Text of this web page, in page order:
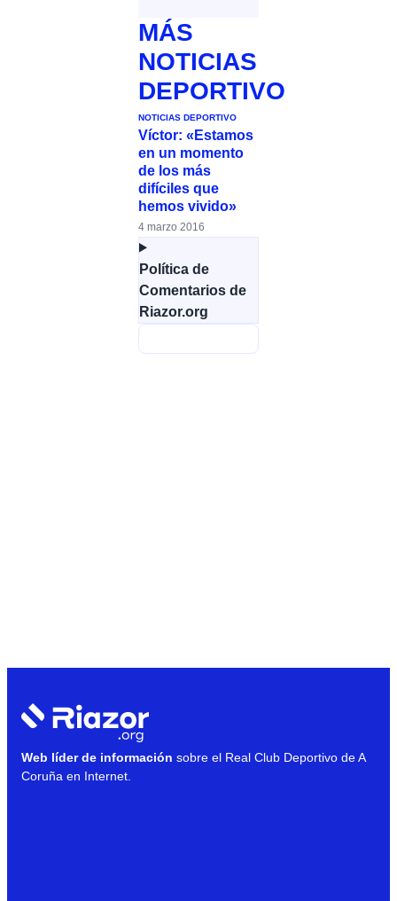
MÁS
NOTICIAS
DEPORTIVO
NOTICIAS DEPORTIVO
Víctor: «Estamos
en un momento
de los más
difíciles que
hemos vivido»
4 marzo 2016
Política de
Comentarios de
Riazor.org
Web líder de información sobre el Real Club Deportivo de A
Coruña en Internet.